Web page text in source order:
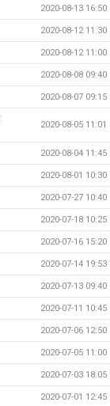
2020-08-13 16:50
2020-08-12 11:30
2020-08-12 11:00
2020-08-08 09:40
2020-08-07 09:15
2020-08-05 11:01
2020-08-04 11:45
2020-08-01 10:30
2020-07-27 10:40
2020-07-18 10:25
2020-07-16 15:20
2020-07-14 19:53
2020-07-13 09:40
2020-07-11 10:45
2020-07-06 12:50
2020-07-05 11:00
2020-07-03 18:05
2020-07-01 12:45